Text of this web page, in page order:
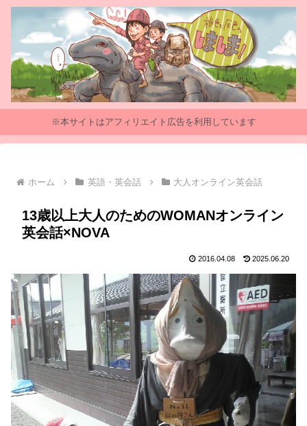
※本サイトはアフィリエイト広告を利用しています
ホーム 英語・英会話 大人オンライン英会話
13歳以上大人のためのWOMANオンライン
英会話×NOVA
2016.04.08 2025.06.20